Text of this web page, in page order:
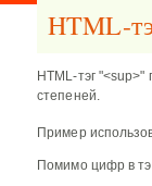
HTML-
HTML-тэг
степеней.
Пример
Помимо цифр в